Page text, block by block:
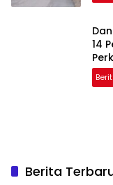
14
Berita